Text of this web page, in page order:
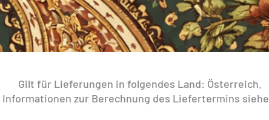
Gilt für Lieferungen in folgendes Land: Österreich.
zur Berechnung des Liefertermins